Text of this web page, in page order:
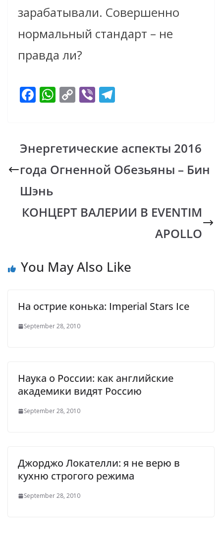
зарабатывали. Совершенно
нормальный стандарт – не
правда ли?
F
b
o
o
k
W
s
A
p
C
y
Li
n
Vi
gr
a
m
Энергетические аспекты 2016
года Огненной Обезьяны – Бин
Шэнь
КОНЦЕРТ ВАЛЕРИИ В EVENTIM
APOLLO
You May Also Like
На острие конька: Imperial Stars Ice
September 28, 2010
Наука о России: как английские
академики видят Россию
September 28, 2010
Джорджо Локателли: я не верю в
кухню строгого режима
September 28, 2010